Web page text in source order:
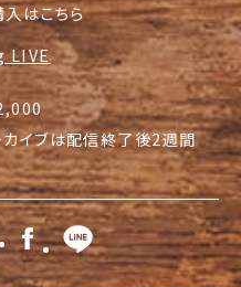
はこちら
イブは配信終了後2週間